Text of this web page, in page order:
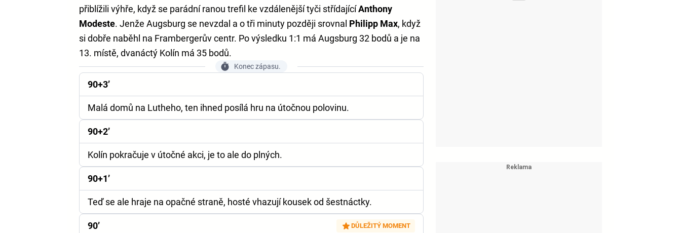
přiblížili výhře, když se parádní ranou trefil ke vzdálenější tyči střídajícíAnthony
Modeste. Jenže Augsburg se nevzdal a o tři minuty později srovnal Philipp Max, když
si dobře naběhl na Frambergerův centr. Po výsledku 1:1 má Augsburg 32 bodů a je na
13. místě, dvanáctý Kolín má 35 bodů.
Konec zápasu.
90+3’
Malá domů na Lutheho, ten ihned posílá hru na útočnou polovinu.
90+2’
Kolín pokračuje v útočné akci, je to ale do plných.
90+1’
Teď se ale hraje na opačné straně, hosté vhazují kousek od šestnáctky.
90’ DŮLEŽITÝ MOMENT